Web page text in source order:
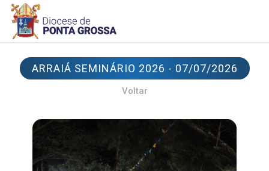
ARRAIÁ SEMINÁRIO 2026 - 07/07/2026
Voltar